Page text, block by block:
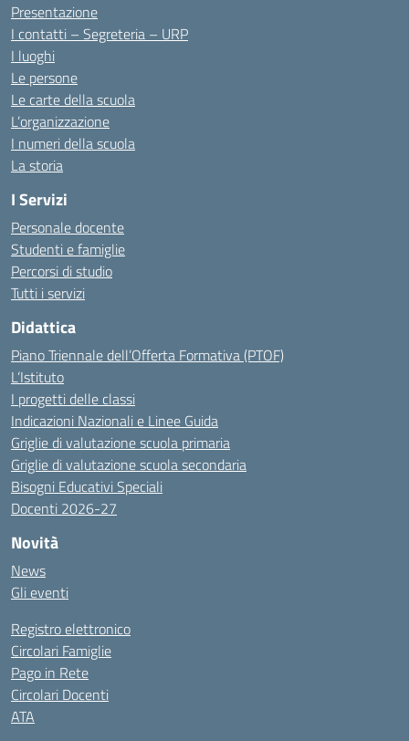
Presentazione
I contatti – Segreteria – URP
I luoghi
Le persone
Le carte della scuola
L’organizzazione
I numeri della scuola
La storia
I Servizi
Personale docente
Studenti e famiglie
Percorsi di studio
Tutti i servizi
Didattica
Piano Triennale dell’Offerta Formativa (PTOF)
L’Istituto
I progetti delle classi
Indicazioni Nazionali e Linee Guida
Griglie di valutazione scuola primaria
Griglie di valutazione scuola secondaria
Bisogni Educativi Speciali
Docenti 2026-27
Novità
News
Gli eventi
Registro elettronico
Circolari Famiglie
Pago in Rete
Circolari Docenti
ATA